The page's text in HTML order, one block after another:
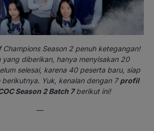
Champions Season 2 penuh ketegangan!
yang diberikan, hanya menyisakan 20
selesai, karena 40 peserta baru, siap
berikutnya. Yuk, kenalan dengan 7profil
Season 2 Batch 7berikut ini!
—